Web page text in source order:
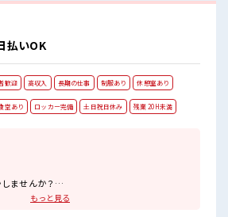
払いOK
歓迎 高収入 長期の仕事 制服あり 休憩室あり
堂あり ロッカー完備 土日祝日休み 残業 20H未満
ませんか？
もっと見る